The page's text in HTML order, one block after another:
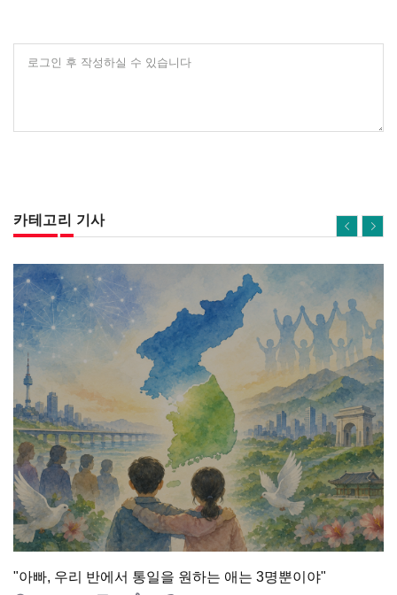
로그인 후 작성하실 수 있습니다
카테고리 기사
"아빠, 우리 반에서 통일을 원하는 애는 3명뿐이야"